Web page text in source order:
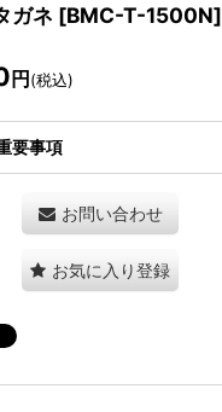
ガネ [BMC-T-1500N]
円(税込)
要事項
お問い合わせ
お気に入り登録